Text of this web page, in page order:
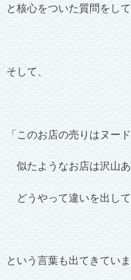
と核心をついた質問をして
そして、
「このお店の売りはヌー
似たようなお店は沢山
どうやって違いを出して
という言葉も出てきていま